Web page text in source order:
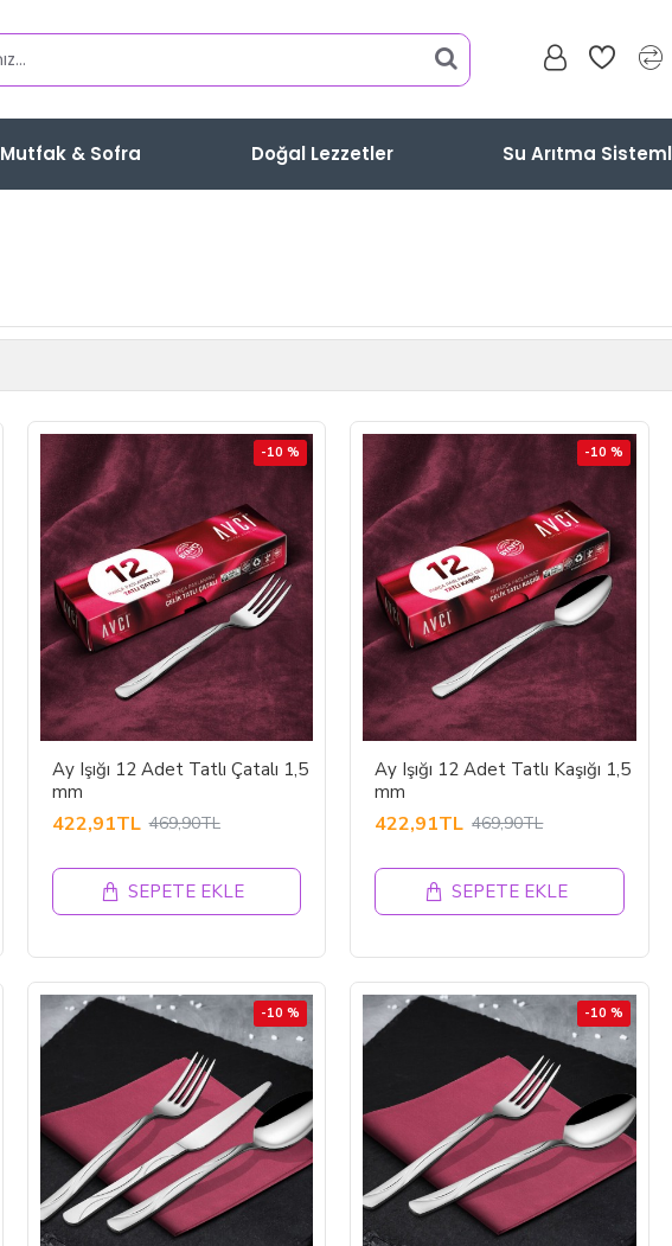
Mutfak & Sofra Doğal Lezzetler Su Arıtma
-10 %
Ay Işığı 12 Adet Tatlı Çatalı 1,5
mm
422,91TL 469,90TL
SEPETE EKLE
-10 %
Ay Işığı 12 Adet Tatlı Kaşığı 1,5
mm
422,91TL 469,90TL
SEPETE EKLE
-10 % -10 %